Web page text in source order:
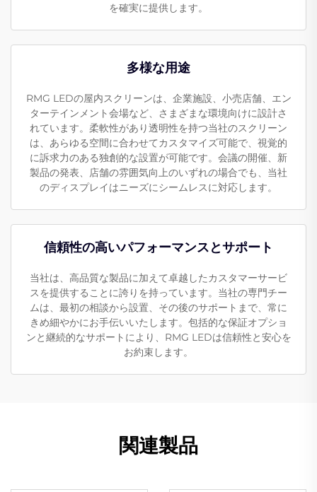
を確実に提供します。
多様な用途
RMG LEDの屋内スクリーンは、企業施設、小売店舗、エン
ターテインメント会場など、さまざまな環境向けに設計さ
れています。柔軟性があり透明性を持つ当社のスクリーン
は、あらゆる空間に合わせてカスタマイズ可能で、視覚的
に訴求力のある独創的な設置が可能です。会議の開催、新
製品の発表、店舗の雰囲気向上のいずれの場合でも、当社
のディスプレイはニーズにシームレスに対応します。
信頼性の高いパフォーマンスとサポート
当社は、高品質な製品に加えて卓越したカスタマーサービ
スを提供することに誇りを持っています。当社の専門チー
ムは、最初の相談から設置、その後のサポートまで、常に
きめ細やかにお手伝いいたします。包括的な保証オプショ
ンと継続的なサポートにより、RMG LEDは信頼性と安心を
お約束します。
関連製品